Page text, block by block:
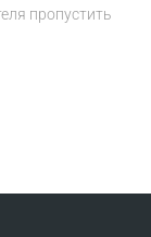
пропустить